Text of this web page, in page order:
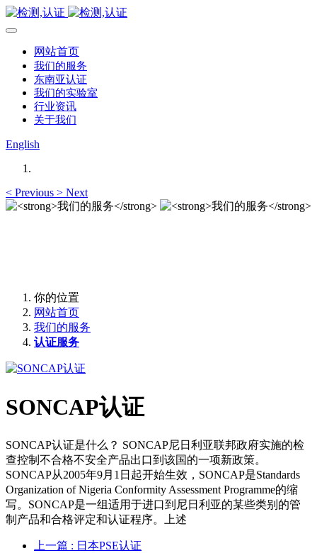
网站首页
我们的服务
东南亚认证
我们的实验室
行业资讯
关于我们
English
< Previous > Next
你的位置
网站首页
我们的服务
认证服务
SONCAP认证
SONCAP认证是什么？ SONCAP尼日利亚联邦政府实施的检
查控制不合格不安全产品出口到该国的一项新政策。
SONCAP从2005年9月1日起开始生效，SONCAP是Standards
Organization of Nigeria Conformity Assessment Programme的缩
写。SONCAP是一组适用于进口到尼日利亚的某些类别的管
制产品和合格评定和认证程序。上述
上一篇 : 日本PSE认证